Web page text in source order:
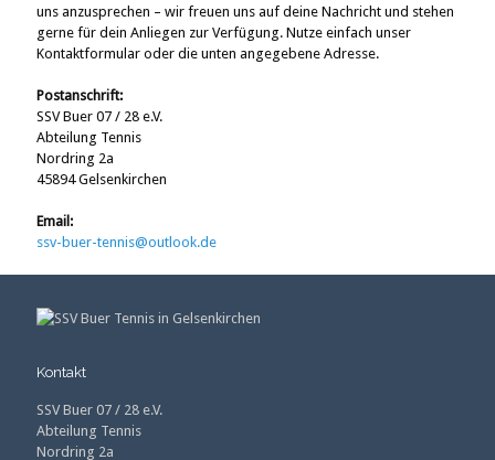
uns anzusprechen – wir freuen uns auf deine Nachricht und stehen
gerne für dein Anliegen zur Verfügung. Nutze einfach unser
Kontaktformular oder die unten angegebene Adresse.
Postanschrift:
SSV Buer 07 / 28 e.V.
Abteilung Tennis
Nordring 2a
45894 Gelsenkirchen
Email:
ssv-buer-tennis@outlook.de
Kontakt
SSV Buer 07 / 28 e.V.
Abteilung Tennis
Nordring 2a